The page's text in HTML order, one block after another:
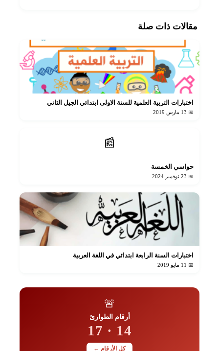
مقالات ذات صلة
اختبارات التربية العلمية للسنة الاولى ابتدائي الجيل الثاني
📅 13 مارس 2019
📰
حواسي الخمسة
📅 23 نوفمبر 2024
اختبارات السنة الرابعة ابتدائي في اللغة العربية
📅 11 مايو 2019
🚨
أرقام الطوارئ
14 · 17
كل الأرقام ←